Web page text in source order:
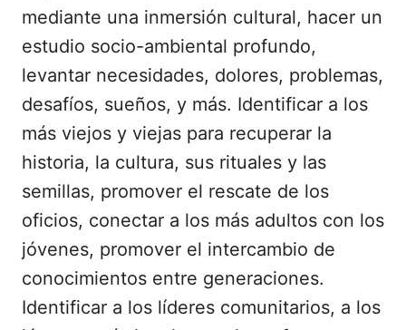
mediante una inmersión cultural, hacer un
estudio socio-ambiental profundo,
levantar necesidades, dolores, problemas,
desafíos, sueños, y más. Identificar a los
más viejos y viejas para recuperar la
historia, la cultura, sus rituales y las
semillas, promover el rescate de los
oficios, conectar a los más adultos con los
jóvenes, promover el intercambio de
conocimientos entre generaciones.
Identificar a los líderes comunitarios, a los